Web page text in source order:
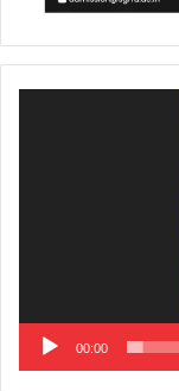
00:00